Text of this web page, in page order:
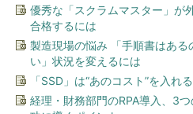
優秀な「スクラムマスター」が
合格するには
製造現場の悩み 「手順書はある
い」状況を変えるには
「SSD」は“あのコスト”を入れ
経理・財務部門のRPA導入、3